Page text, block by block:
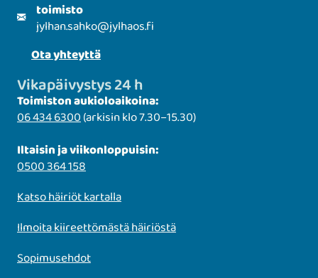
toimisto
jylhan.sahko@jylhaos.fi
Ota yhteyttä
Vikapäivystys 24 h
Toimiston aukioloaikoina:
06 434 6300(arkisin klo 7.30–15.30)
Iltaisin ja viikonloppuisin:
0500 364 158
Katso häiriöt kartalla
Ilmoita kiireettömästä häiriöstä
Sopimusehdot